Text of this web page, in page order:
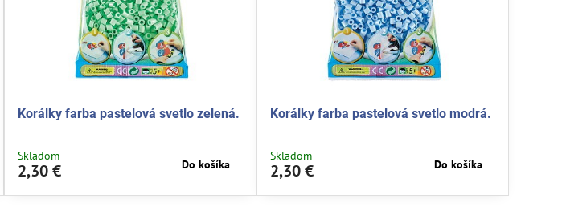
Korálky farba pastelová svetlo zelená.
Skladom
2,30 € Do košíka
Korálky farba pastelová svetlo modrá.
Skladom
2,30 € Do košíka